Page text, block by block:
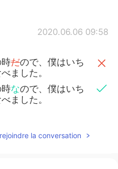
2020.06.06 09:58
だので、僕はいち
ました。
なので、僕はいち
ました。
la conversation